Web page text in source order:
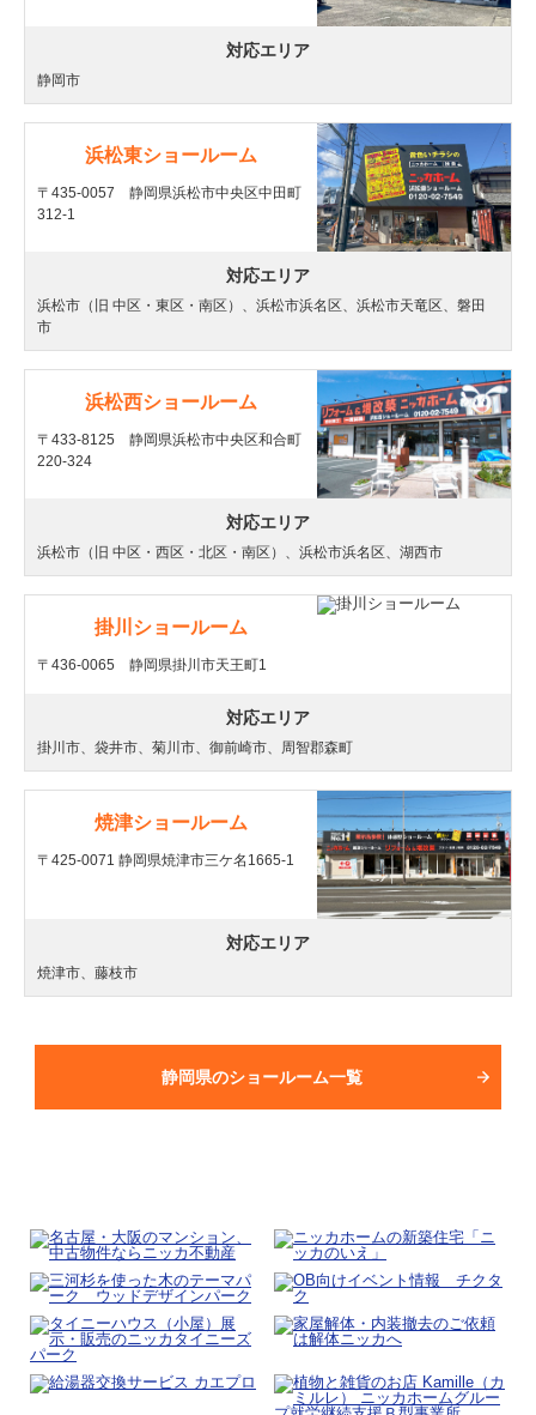
対応エリア
静岡市
浜松東ショールーム
〒435-0057 静岡県浜松市中央区中田町
312-1
対応エリア
浜松市（旧 中区・東区・南区）、浜松市浜名区、浜松市天竜区、磐田
市
浜松西ショールーム
〒433-8125 静岡県浜松市中央区和合町
220-324
対応エリア
浜松市（旧 中区・西区・北区・南区）、浜松市浜名区、湖西市
掛川ショールーム
〒436-0065 静岡県掛川市天王町1
対応エリア
掛川市、袋井市、菊川市、御前崎市、周智郡森町
焼津ショールーム
〒425-0071 静岡県焼津市三ケ名1665-1
対応エリア
焼津市、藤枝市
静岡県のショールーム一覧